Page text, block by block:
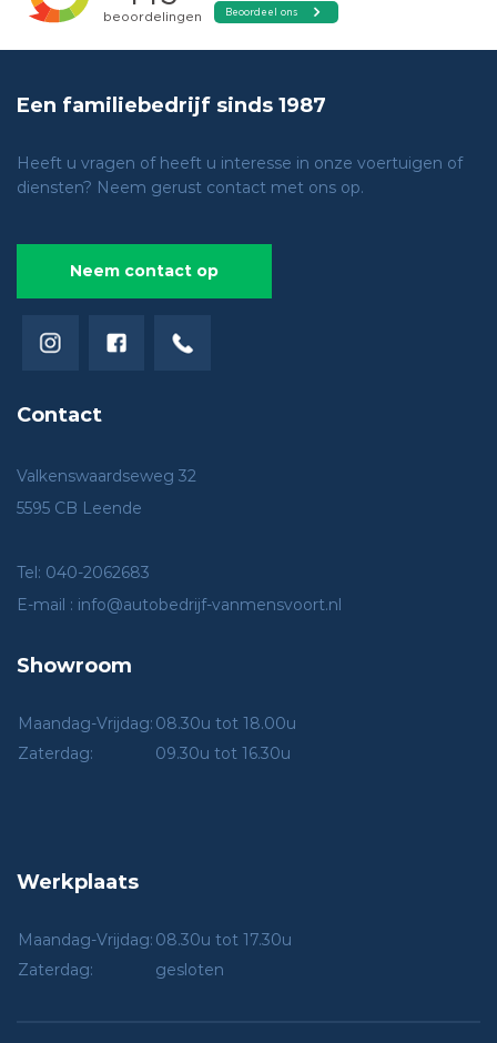
Een familiebedrijf sinds 1987
Heeft u vragen of heeft u interesse in onze voertuigen of
diensten? Neem gerust contact met ons op.
Neem contact op
Contact
Valkenswaardseweg 32
5595 CB Leende
Tel: 040-2062683
E-mail : info@autobedrijf-vanmensvoort.nl
Showroom
Maandag-Vrijdag: 08.30u tot 18.00u
Zaterdag:
09.30u tot 16.30u
Werkplaats
Maandag-Vrijdag: 08.30u tot 17.30u
Zaterdag:
gesloten